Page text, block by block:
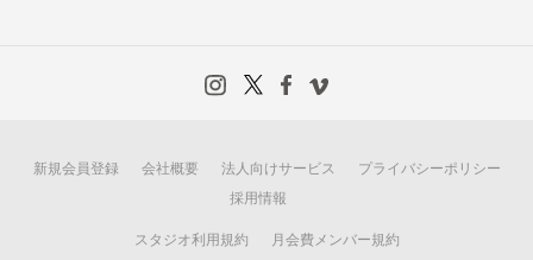
新規会員登録 会社概要 法人向けサービス
プライバシーポリシー
採用情報
スタジオ利用規約 月会費メンバー規約